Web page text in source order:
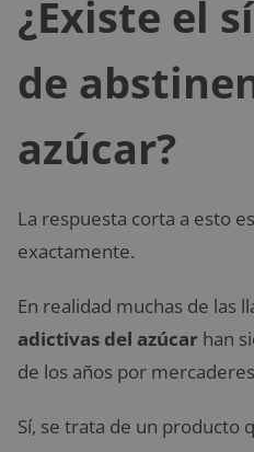
¿Existe el
de
azúcar?
La respuesta corta a esto
exactamente.
En realidad muchas de las
adictivas del azúcar han
de los años por
Sí, se trata de un producto